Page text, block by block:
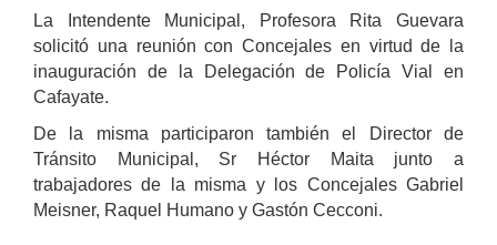
La Intendente Municipal, Profesora Rita Guevara
solicitó una reunión con Concejales en virtud de la
inauguración de la Delegación de Policía Vial en
Cafayate.
De la misma participaron también el Director de
Tránsito Municipal, Sr Héctor Maita junto a
trabajadores de la misma y los Concejales Gabriel
Meisner, Raquel Humano y Gastón Cecconi.